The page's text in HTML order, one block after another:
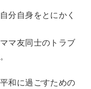
分自身をとにかく
マ友同士のトラブ
和に過ごすための